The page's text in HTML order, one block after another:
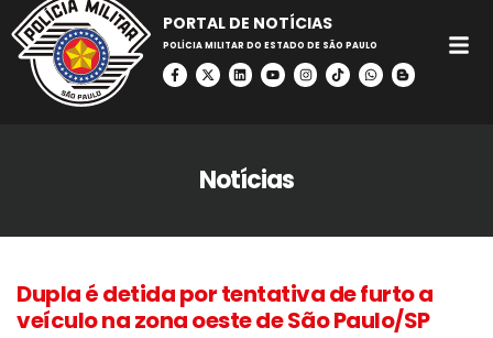
PORTAL DE NOTÍCIAS
POLÍCIA MILITAR DO ESTADO DE SÃO PAULO
Notícias
Dupla é detida por tentativa de furto a
veículo na zona oeste de São Paulo/SP